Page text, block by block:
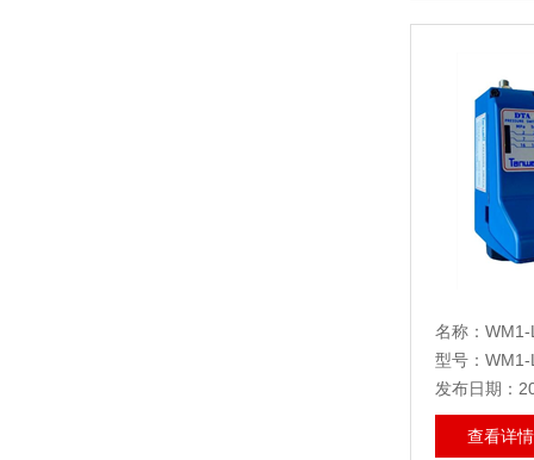
名称：
型号：
发布日期：
查看详情